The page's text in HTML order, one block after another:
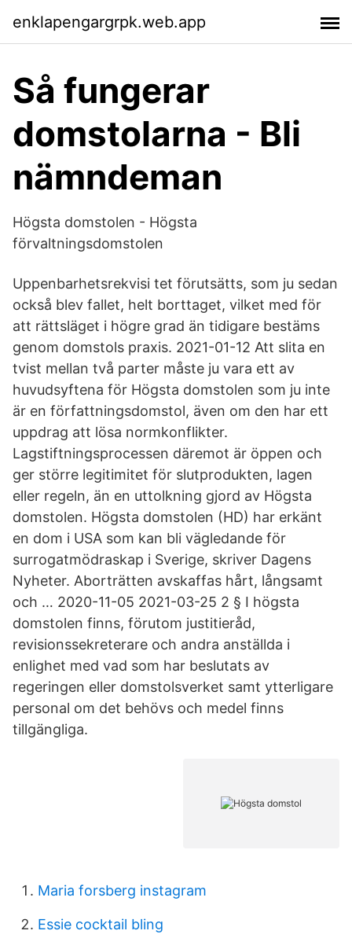
enklapengargrpk.web.app
Så fungerar
domstolarna - Bli
nämndeman
Högsta domstolen - Högsta
förvaltningsdomstolen
Uppenbarhetsrekvisi tet förutsätts, som ju sedan
också blev fallet, helt borttaget, vilket med för
att rättsläget i högre grad än tidigare bestäms
genom domstols praxis. 2021-01-12 Att slita en
tvist mellan två parter måste ju vara ett av
huvudsyftena för Högsta domstolen som ju inte
är en författningsdomstol, även om den har ett
uppdrag att lösa normkonflikter.
Lagstiftningsprocessen däremot är öppen och
ger större legitimitet för slutprodukten, lagen
eller regeln, än en uttolkning gjord av Högsta
domstolen. Högsta domstolen (HD) har erkänt
en dom i USA som kan bli vägledande för
surrogatmödraskap i Sverige, skriver Dagens
Nyheter. Aborträtten avskaffas hårt, långsamt
och … 2020-11-05 2021-03-25 2 § I högsta
domstolen finns, förutom justitieråd,
revisionssekreterare och andra anställda i
enlighet med vad som har beslutats av
regeringen eller domstolsverket samt ytterligare
personal om det behövs och medel finns
tillgängliga.
Maria forsberg instagram
Essie cocktail bling